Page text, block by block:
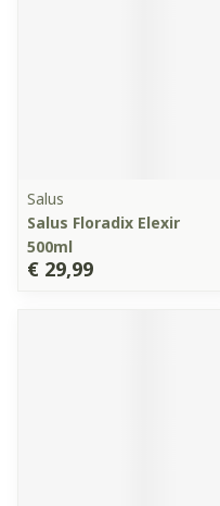
Salus
Salus Floradix Elexir
500ml
€ 29,99